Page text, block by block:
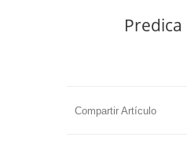
Predica
Compartir Artículo